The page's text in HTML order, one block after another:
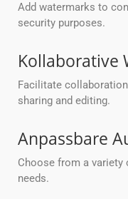
Add watermarks to
security purposes.
Kollaborative
Facilitate
sharing and editing.
Anpassbare
Choose from a
needs.